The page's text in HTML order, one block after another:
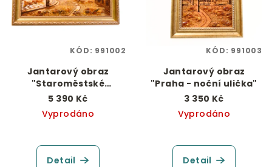
Jantarový obraz
"Staroměstské
náměstí"
5 390 Kč
Vyprodáno
Detail
KÓD: 991002
Jantarový obraz
"Praha - noční ulička"
3 350 Kč
Vyprodáno
Detail
KÓD: 991003